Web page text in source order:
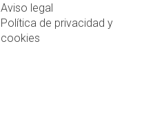
Aviso legal
Política de privacidad y
cookies